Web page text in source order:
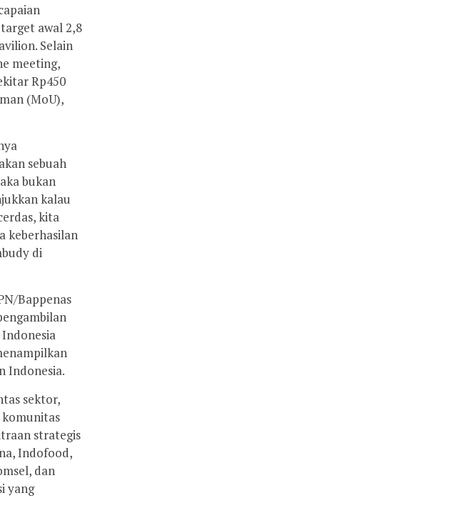
awal 2,8
Selain
meeting,
Rp450
(MoU),
sebuah
bukan
kalau
kita
keberhasilan
di
Bappenas
Indonesia.
sektor,
strategis
Indofood,
dan
yang